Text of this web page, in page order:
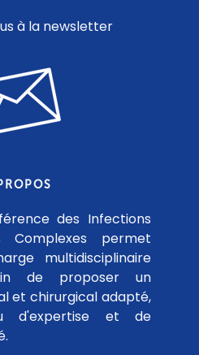
à la newsletter
des Infections
Complexes permet
multidisciplinaire
de proposer un
et chirurgical adapté,
d'expertise et de